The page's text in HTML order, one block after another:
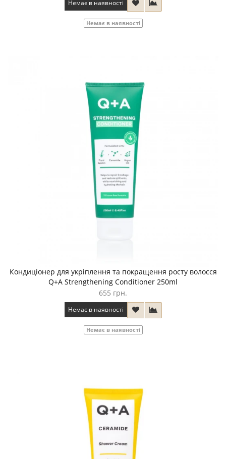
Немає в наявності
Немає в наявності
Кондиціонер для укріплення та покращення росту волосся
Q+A Strengthening Conditioner 250ml
655 грн.
Немає в наявності
Немає в наявності